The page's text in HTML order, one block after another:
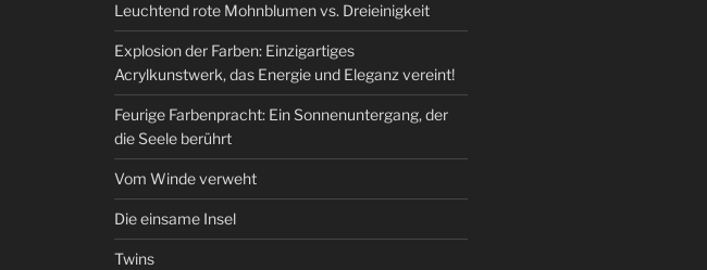
Leuchtend rote Mohnblumen vs. Dreieinigkeit
Explosion der Farben: Einzigartiges
Acrylkunstwerk, das Energie und Eleganz vereint!
Feurige Farbenpracht: Ein Sonnenuntergang, der
die Seele berührt
Vom Winde verweht
Die einsame Insel
Twins